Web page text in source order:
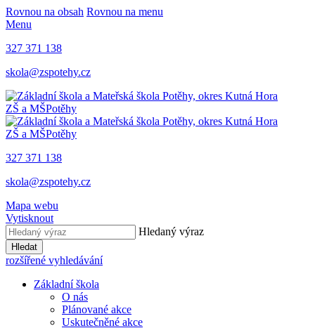
Rovnou na obsah Rovnou na menu
Menu
327 371 138
skola@zspotehy.cz
ZŠ a MŠPotěhy
ZŠ a MŠPotěhy
327 371 138
skola@zspotehy.cz
Mapa webu
Vytisknout
Hledaný výraz
Hledat
rozšířené vyhledávání
Základní škola
O nás
Plánované akce
Uskutečněné akce